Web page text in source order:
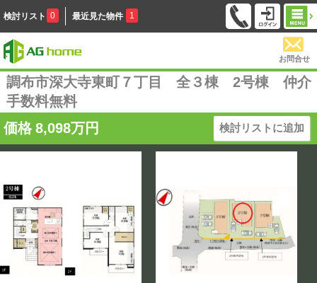
検討リスト 0 最近見た物件 1
お問合せ
調布市深大寺東町７丁目 全３棟 2号棟 仲介
手数料無料
価格 8,098万円 検討リストに追加